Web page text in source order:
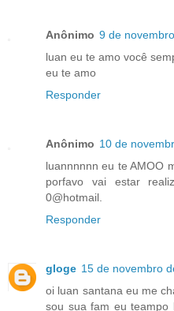
Anônimo 9 de
luan eu te amo você
eu te amo
Responder
Anônimo 10 de
luannnnnn eu te AMOO
porfavo vai estar
0@hotmail.
Responder
gloge 15 de novembro
oi luan santana eu me
sou sua fam eu teampo